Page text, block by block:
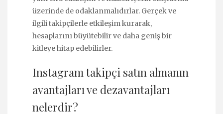
üzerinde de odaklanmalıdırlar. Gerçek ve
ilgili takipçilerle etkileşim kurarak,
hesaplarını büyütebilir ve daha geniş bir
kitleye hitap edebilirler.
Instagram takipçi satın almanın
avantajları ve dezavantajları
nelerdir?